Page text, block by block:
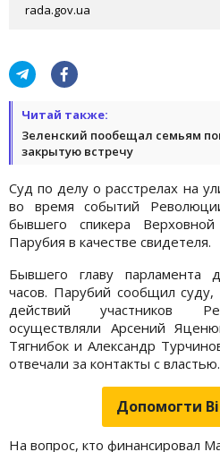
rada.gov.ua
Читай также:
Зеленский пообещал семьям
закрытую встречу
Суд по делу о расстрелах на
во время событий
бывшего спикера
Парубия в качестве свидетеля.
Бывшего главу парламента
часов. Парубий сообщил
действий участников
осуществляли Арсений
Тягнибок и Александр
отвечали за контакты с властью.
Допомогти
На вопрос, кто финансировал